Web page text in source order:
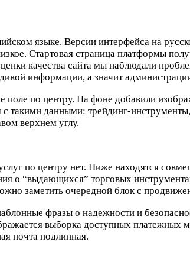
языке. Версии интерфейса на
Стартовая страница платформы
качества сайта мы наблюдали
информации, а значит
поле по центру. На фоне добавили
такими данными: трейдинг-
верхнем углу.
по центру нет. Ниже находятся
о “выдающихся” торговых
заметить очередной блок с
фразы о надежности и
выборка доступных платежных
почта подлинная.